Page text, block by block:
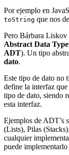
Por ejemplo en
toString que nos
Pero Bárbara Liskov
Abstract Data Type
ADT). Un tipo
dato.
Este tipo de dato no
define la interfaz
tipo de dato, siendo
esta interfaz.
Ejemplos de ADT’s
(Lists), Pilas
cualquier
puede